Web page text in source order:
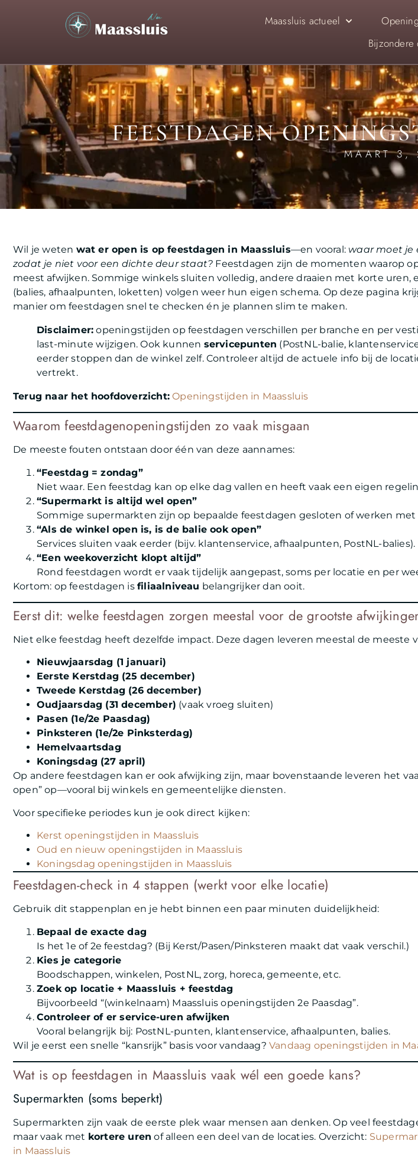
Maassluis actueel
Bijzondere
FEESTDAGEN
MAART 3,
Wil je weten wat er open is op feestdagen in Maassluis—en vooral: waar moet je
zodat je niet voor een dichte deur staat? Feestdagen zijn de momenten waarop
meest afwijken. Sommige winkels sluiten volledig, andere draaien met korte uren,
(balies, afhaalpunten, loketten) volgen weer hun eigen schema. Op deze pagina
manier om feestdagen snel te checken én je plannen slim te maken.
Disclaimer: openingstijden op feestdagen verschillen per branche en per
last-minute wijzigen. Ook kunnen servicepunten (PostNL-balie,
eerder stoppen dan de winkel zelf. Controleer altijd de actuele info bij de
vertrekt.
Terug naar het hoofdoverzicht: Openingstijden in Maassluis
Waarom feestdagenopeningstijden zo vaak misgaan
De meeste fouten ontstaan door één van deze aannames:
“Feestdag = zondag”
Niet waar. Een feestdag kan op elke dag vallen en heeft vaak een eigen
“Supermarkt is altijd wel open”
Sommige supermarkten zijn op bepaalde feestdagen gesloten of werken
“Als de winkel open is, is de balie ook open”
Services sluiten vaak eerder (bijv. klantenservice, afhaalpunten, PostNL-balies).
“Een weekoverzicht klopt altijd”
Rond feestdagen wordt er vaak tijdelijk aangepast, soms per locatie en per
Kortom: op feestdagen is filiaalniveau belangrijker dan ooit.
Eerst dit: welke feestdagen zorgen meestal voor de grootste
Niet elke feestdag heeft dezelfde impact. Deze dagen leveren meestal de meeste
Nieuwjaarsdag (1 januari)
Eerste Kerstdag (25 december)
Tweede Kerstdag (26 december)
Oudjaarsdag (31 december) (vaak vroeg sluiten)
Pasen (1e/2e Paasdag)
Pinksteren (1e/2e Pinksterdag)
Hemelvaartsdag
Koningsdag (27 april)
Op andere feestdagen kan er ook afwijking zijn, maar bovenstaande leveren het
open” op—vooral bij winkels en gemeentelijke diensten.
Voor specifieke periodes kun je ook direct kijken:
Kerst openingstijden in Maassluis
Oud en nieuw openingstijden in Maassluis
Koningsdag openingstijden in Maassluis
Feestdagen-check in 4 stappen (werkt voor elke locatie)
Gebruik dit stappenplan en je hebt binnen een paar minuten duidelijkheid:
Bepaal de exacte dag
Is het 1e of 2e feestdag? (Bij Kerst/Pasen/Pinksteren maakt dat vaak verschil.)
Kies je categorie
Boodschappen, winkelen, PostNL, zorg, horeca, gemeente, etc.
Zoek op locatie + Maassluis + feestdag
Bijvoorbeeld “(winkelnaam) Maassluis openingstijden 2e Paasdag”.
Controleer of er service-uren afwijken
Vooral belangrijk bij: PostNL-punten, klantenservice, afhaalpunten, balies.
Wil je eerst een snelle “kansrijk” basis voor vandaag?Vandaag openingstijden in
Wat is op feestdagen in Maassluis vaak wél een goede kans?
Supermarkten (soms beperkt)
Supermarkten zijn vaak de eerste plek waar mensen aan denken. Op veel
maar vaak met kortere uren of alleen een deel van de locaties. Overzicht:
in Maassluis